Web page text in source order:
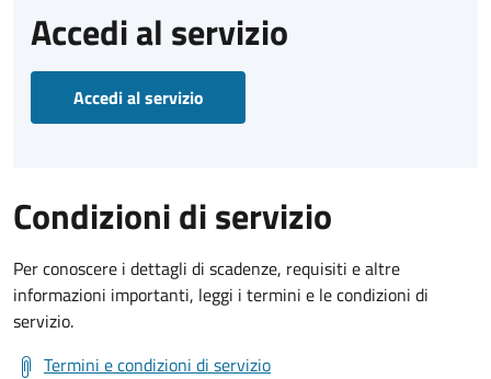
Accedi al servizio
Accedi al servizio
Condizioni di servizio
Per conoscere i dettagli di scadenze, requisiti e altre
informazioni importanti, leggi i termini e le condizioni di
servizio.
Termini e condizioni di servizio